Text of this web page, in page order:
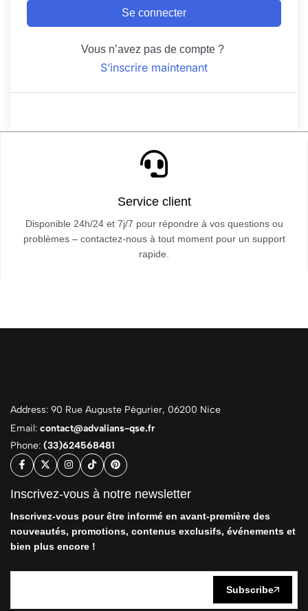
Se connecter
Vous n’avez pas de compte ?
S’inscrire maintenant
Service client
Disponible 24h/24 et 7j/7 pour répondre à vos questions ou
problèmes – contactez-nous à tout moment pour un support
rapide.
Address: 90 Rue Auguste Pégurier, 06200 Nice
Email: contact@advalians-qse.fr
Phone: (33)624568481
Inscrivez-vous à notre newsletter
Inscrivez-vous pour être informé en avant-première des
nouveautés, promotions, contenus exclusifs, événements et
bien plus encore !
Subscribe